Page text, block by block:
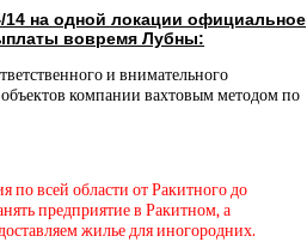
14 на одной локации официальное
вовремя Лубны:
и внимательного
компании вахтовым методом по
по всей области от Ракитного до
предприятие в Ракитном, а
жилье для иногородних.